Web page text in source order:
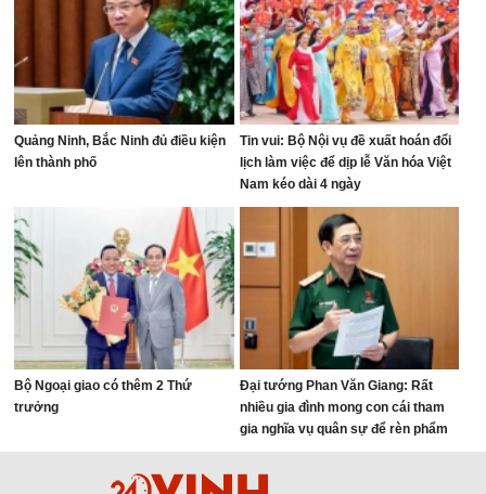
Quảng Ninh, Bắc Ninh đủ điều kiện
lên thành phố
Tin vui: Bộ Nội vụ đề xuất hoán đổi
lịch làm việc để dịp lễ Văn hóa Việt
Nam kéo dài 4 ngày
Bộ Ngoại giao có thêm 2 Thứ
trưởng
Đại tướng Phan Văn Giang: Rất
nhiều gia đình mong con cái tham
gia nghĩa vụ quân sự để rèn phẩm
chất